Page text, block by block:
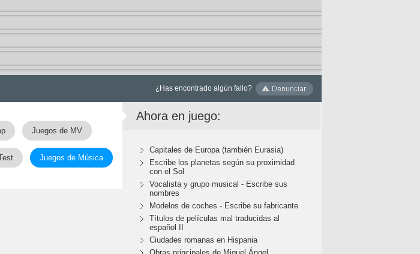
¿Has encontrado algún fallo?
Juegos de MV
Juegos de Música
Ahora en juego:
Capitales de Europa (también Eurasia)
Escribe los planetas según su proximidad
con el Sol
Vocalista y grupo musical - Escribe sus
nombres
Modelos de coches - Escribe su fabricante
Títulos de películas mal traducidas al
español II
Ciudades romanas en Hispania